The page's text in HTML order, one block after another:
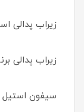
زیراب پدالی
زیراب پدالی
سیفون استیل